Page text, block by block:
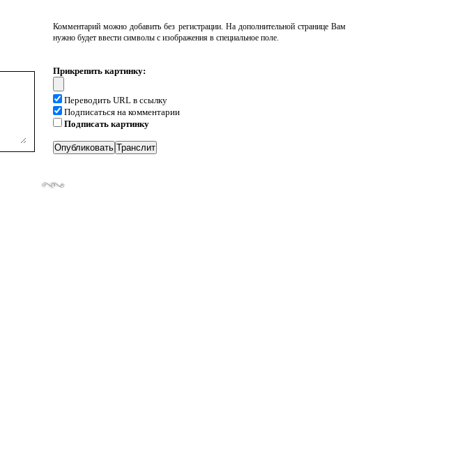
Комментарий можно добавить без регистрации. На дополнительной странице Вам
нужно будет ввести символы с изображения в специальное поле.
Прикрепить картинку:
Переводить URL в ссылку
Подписаться на комментарии
Подписать картинку